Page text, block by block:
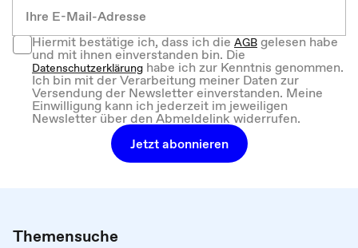
Hiermit bestätige ich, dass ich dieAGBgelesen habe
und mit ihnen einverstanden bin. Die
Datenschutzerklärung habe ich zur Kenntnis genommen.
Ich bin mit der Verarbeitung meiner Daten zur
Versendung der Newsletter einverstanden. Meine
Einwilligung kann ich jederzeit im jeweiligen
Newsletter über den Abmeldelink widerrufen.
Jetzt abonnieren
Themensuche